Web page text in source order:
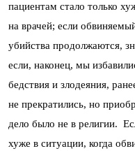
пациентам стало только
на врачей; если
убийства продолжаются,
если, наконец, мы
бедствия и злодеяния,
не прекратились, но
дело было не в религии.
хуже в ситуации, когда